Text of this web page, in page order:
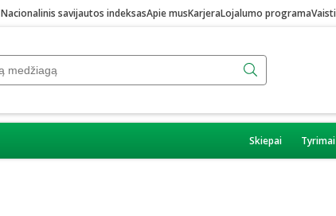
Nacionalinis savijautos indeksasApie musKarjeraLojalumo programa
Skiepai Tyrimai